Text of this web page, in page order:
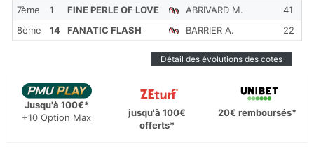
7ème
1 FINE PERLE OF LOVE ABRIVARD M. 41
8ème
14 FANATIC FLASH BARRIER A. 22
Détail des évolutions des cotes
Jusqu'à 100€*
+10 Option Max
jusqu'à 100€
offerts*
20€ remboursés*